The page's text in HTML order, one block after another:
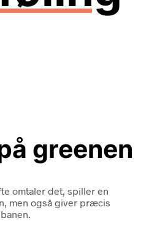
greenen
omtaler det, spiller en
men også giver præcis